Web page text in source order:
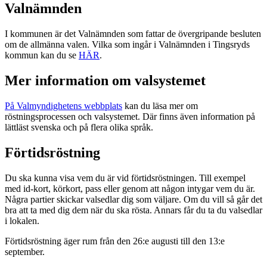
Valnämnden
I kommunen är det Valnämnden som fattar de övergripande besluten
om de allmänna valen. Vilka som ingår i Valnämnden i Tingsryds
kommun kan du se HÄR.
Mer information om valsystemet
På Valmyndighetens webbplats kan du läsa mer om
röstningsprocessen och valsystemet. Där finns även information på
lättläst svenska och på flera olika språk.
Förtidsröstning
Du ska kunna visa vem du är vid förtidsröstningen. Till exempel
med id-kort, körkort, pass eller genom att någon intygar vem du är.
Några partier skickar valsedlar dig som väljare. Om du vill så går det
bra att ta med dig dem när du ska rösta. Annars får du ta du valsedlar
i lokalen.
Förtidsröstning äger rum från den 26:e augusti till den 13:e
september.